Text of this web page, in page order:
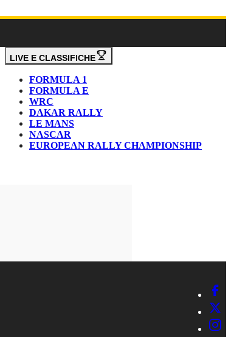
LIVE E CLASSIFICHE
FORMULA 1
FORMULA E
WRC
DAKAR RALLY
LE MANS
NASCAR
EUROPEAN RALLY CHAMPIONSHIP